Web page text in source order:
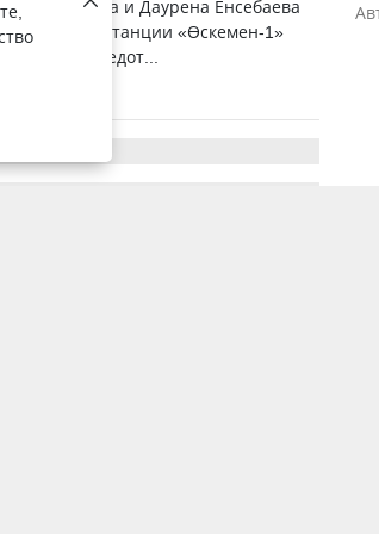
Ардабаева и Даурена Енсебаева
отдела станции «Өскемен-1»
за предот...